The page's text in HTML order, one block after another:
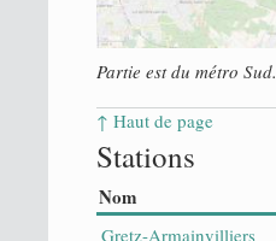
Partie est du métro Sud.
↑ Haut de page
Stations
Nom
Gretz-Armainvilliers